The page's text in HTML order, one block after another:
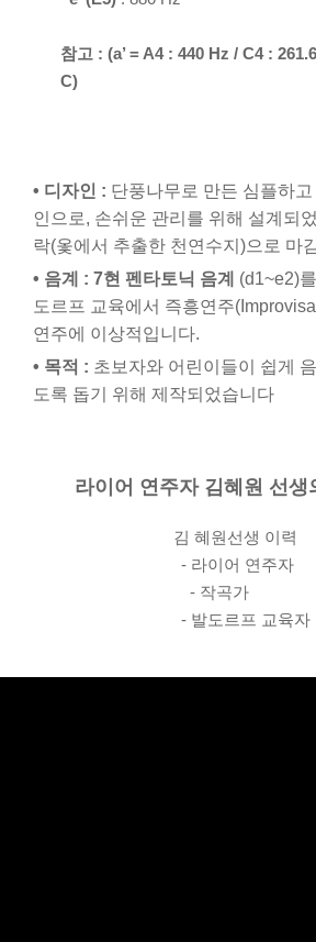
참고 : (a’ = A4 : 440 Hz / C4 :
C)
• 디자인 : 단풍나무로 만든 심플하
인으로, 손쉬운 관리를 위해 설계되
락(옻에서 추출한 천연수지)으로 마
• 음계 : 7현 펜타토닉 음계
(d1~e2)
도르프 교육에서 즉흥연주
연주에 이상적입니다.
• 목적 : 초보자와 어린이들이 쉽게
도록 돕기 위해 제작되었습니다
라이어 연주자 김혜원 선생
김 혜원선생 이력
- 라이어 연주자
- 작곡가
- 발도르프 교육자